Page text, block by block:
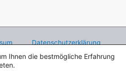
Datenschutzerklärung
Henry Bach Leipzig,
Ihnen die bestmögliche Erfahrung